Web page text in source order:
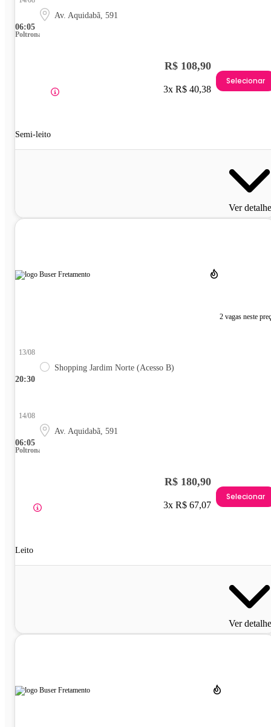
06:05
Av. Aquidabã, 591
Poltrona
Semi-leito
R$ 108,90
3x R$ 40,38
Selecionar
Ver
2 vagas neste
20:30
13/08
Shopping Jardim Norte (Acesso B)
06:05
14/08
Av. Aquidabã, 591
Poltrona
Leito
R$ 180,90
3x R$ 67,07
Selecionar
Ver